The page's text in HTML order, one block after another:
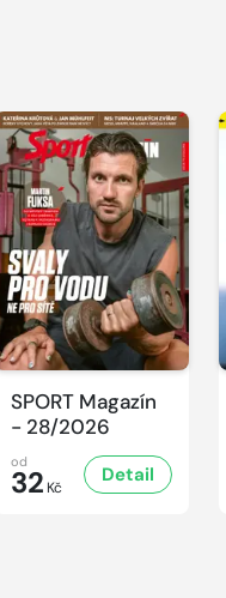
SPORT Magazín
- 28/2026
od
32 Kč
Detail